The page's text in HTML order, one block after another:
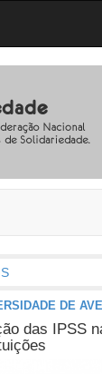
DE
das IPSS